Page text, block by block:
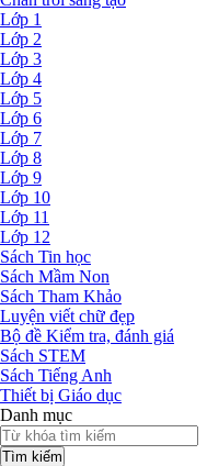
Lớp 1
Lớp 2
Lớp 3
Lớp 4
Lớp 5
Lớp 6
Lớp 7
Lớp 8
Lớp 9
Lớp 10
Lớp 11
Lớp 12
Sách Tin học
Sách Mầm Non
Sách Tham Khảo
Luyện viết chữ đẹp
Bộ đề Kiểm tra, đánh giá
Sách STEM
Sách Tiếng Anh
Thiết bị Giáo dục
Danh mục
Tìm kiếm